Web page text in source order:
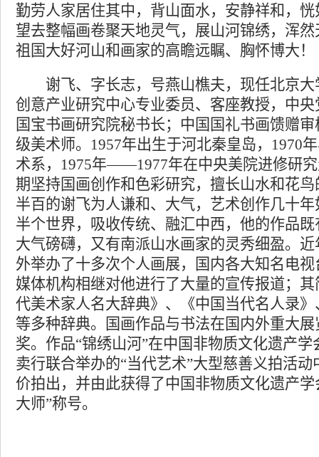
勤劳人家居住其中，背山面水，安静祥和，
望去整幅画卷聚天地灵气，展山河锦绣，浑
祖国大好河山和画家的高瞻远瞩、胸怀博大！
谢飞、字长志，号燕山樵夫，现任北京大
创意产业研究中心专业委员、客座教授，中
国宝书画研究院秘书长；中国国礼书画馈赠
级美术师。1957年出生于河北秦皇岛，1970
术系，1975年——1977年在中央美院进修研
期坚持国画创作和色彩研究，擅长山水和花
半百的谢飞为人谦和、大气，艺术创作几十
半个世界，吸收传统、融汇中西，他的作品
大气磅礴，又有南派山水画家的灵秀细盈。
外举办了十多次个人画展，国内各大知名电
媒体机构相继对他进行了大量的宣传报道；
代美术家人名大辞典》、《中国当代名人录
等多种辞典。国画作品与书法在国内外重大
奖。作品“锦绣山河”在中国非物质文化遗产
卖行联合举办的“当代艺术”大型慈善义拍活动
价拍出，并由此获得了中国非物质文化遗产
大师”称号。